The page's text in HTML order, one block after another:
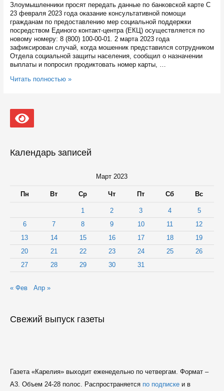
Злоумышленники просят передать данные по банковской карте С
23 февраля 2023 года оказание консультативной помощи
гражданам по предоставлению мер социальной поддержки
посредством Единого контакт-центра (ЕКЦ) осуществляется по
новому номеру: 8 (800) 100-00-01. 2 марта 2023 года
зафиксирован случай, когда мошенник представился сотрудником
Отдела социальной защиты населения, сообщил о назначении
выплаты и попросил продиктовать номер карты, …
Мошенники
сотрудниками
соцзащиты
Читать полностью »
Календарь записей
Март 2023
Пн Вт Ср Чт Пт Сб Вс
1 2 3 4
5
6
7 8 9 10 11
12
13
14 15 16 17 18
19
20
21 22 23 24 25
26
27
28 29 30 31
« Фев Апр »
Свежий выпуск газеты
Газета «Карелия» выходит еженедельно по четвергам. Формат –
A3. Объем 24-28 полос. Распространяется по подпискеи в